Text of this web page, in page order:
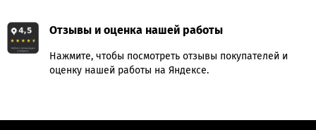
Отзывы и оценка нашей работы
Нажмите, чтобы посмотреть отзывы покупателей и
оценку нашей работы на Яндексе.